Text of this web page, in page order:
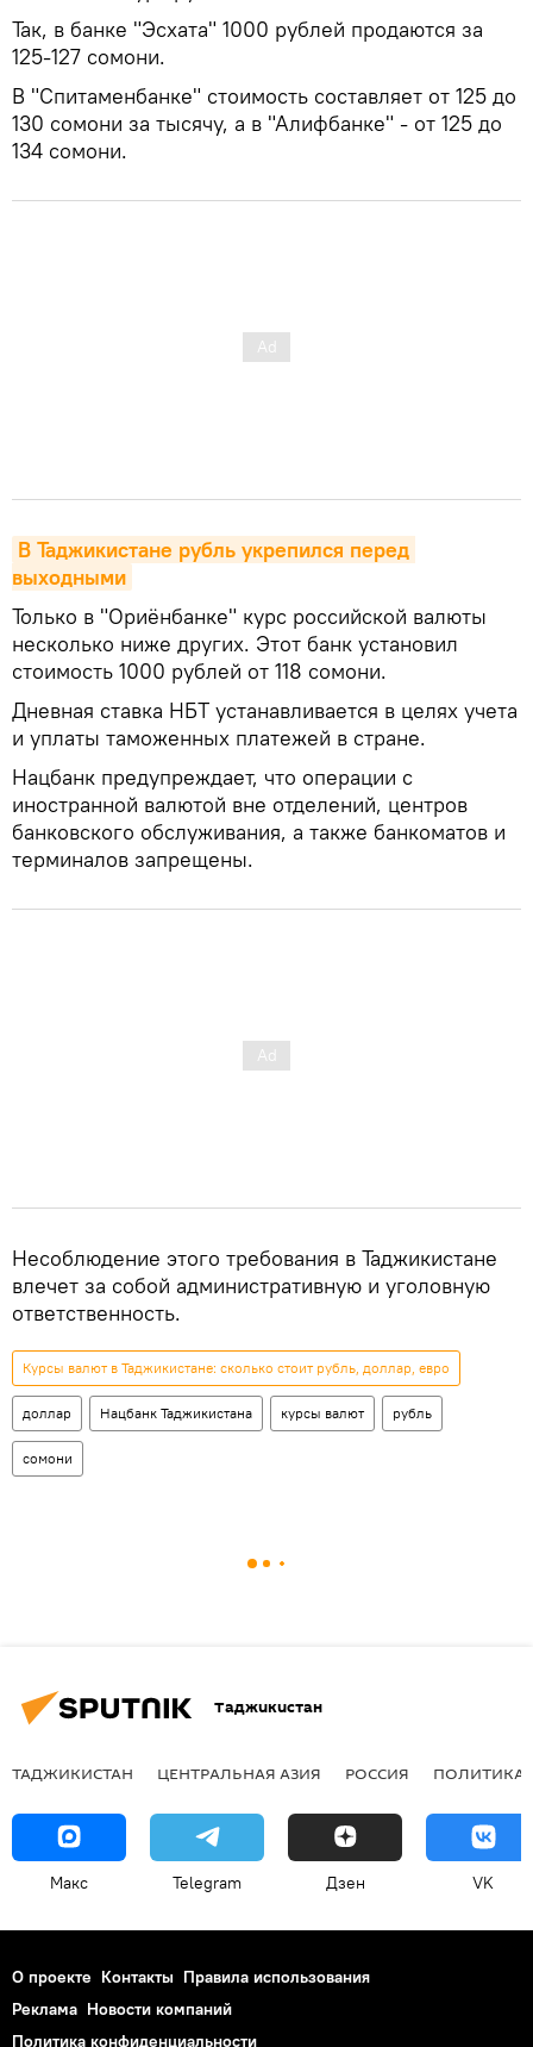
Так, в банке "Эсхата" 1000 рублей продаются за
125-127 сомони.
В "Спитаменбанке" стоимость составляет от 125 до
130 сомони за тысячу, а в "Алифбанке" - от 125 до
134 сомони.
В Таджикистане рубль укрепился перед
выходными
Только в "Ориёнбанке" курс российской валюты
несколько ниже других. Этот банк установил
стоимость 1000 рублей от 118 сомони.
Дневная ставка НБТ устанавливается в целях учета
и уплаты таможенных платежей в стране.
Нацбанк предупреждает, что операции с
иностранной валютой вне отделений, центров
банковского обслуживания, а также банкоматов и
терминалов запрещены.
Несоблюдение этого требования в Таджикистане
влечет за собой административную и уголовную
ответственность.
Курсы валют в Таджикистане: сколько стоит рубль, доллар, евро
доллар Нацбанк Таджикистана курсы валют рубль
сомони
Таджикистан
ТАДЖИКИСТАН ЦЕНТРАЛЬНАЯ АЗИЯ РОССИЯ ПОЛИТИКА
Макс Telegram Дзен VK
О проекте Контакты Правила использования
Реклама Новости компаний
Политика конфиденциальности